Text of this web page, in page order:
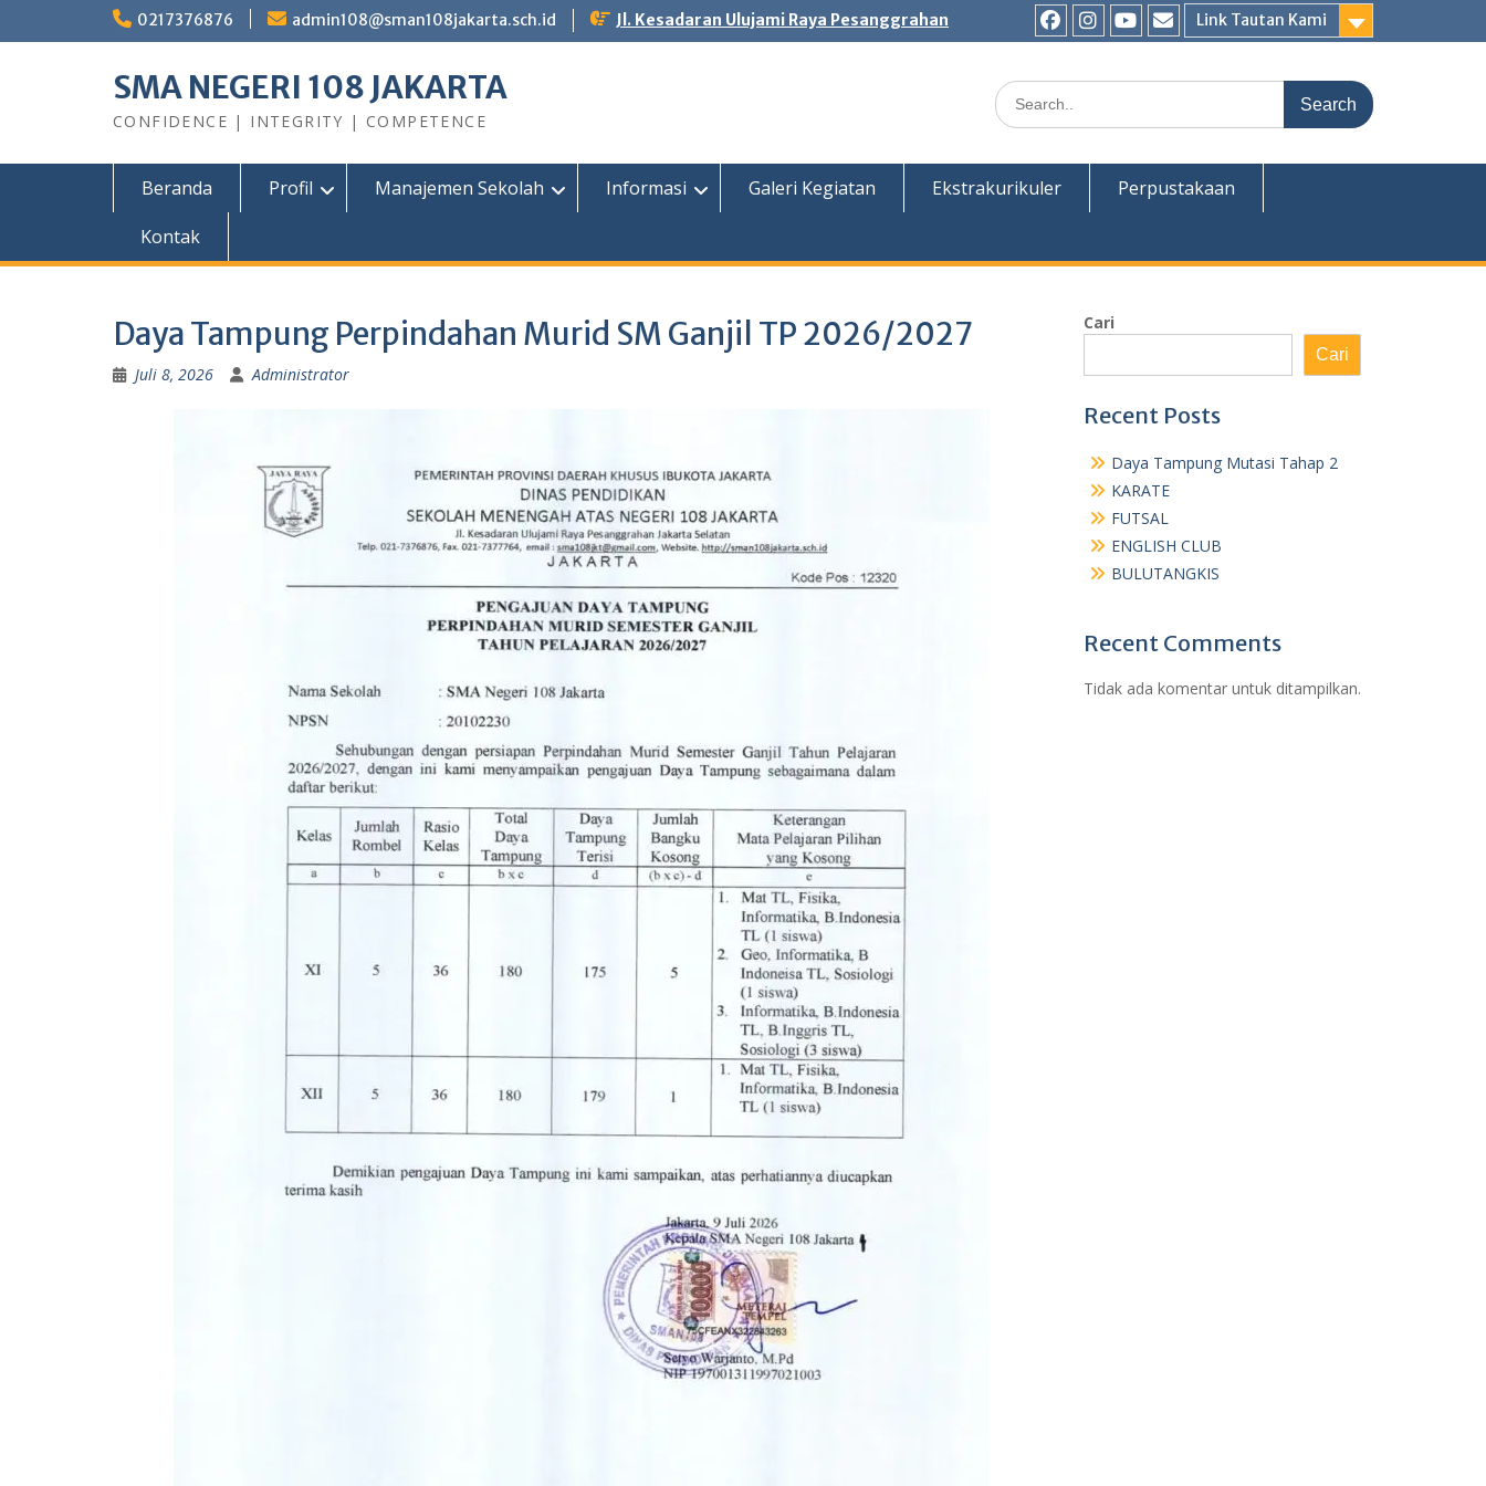
0217376876 admin108@sman108jakarta.sch.id Jl. Kesadaran Ulujami Raya Pesanggrahan
Link Tautan Kami
FacebookInstagram
Youtube
E-
SMA NEGERI 108 JAKARTA
CONFIDENCE | INTEGRITY | COMPETENCE
Search
for:
Beranda Profil Manajemen Sekolah Informasi Galeri Kegiatan Ekstrakurikuler
Perpustakaan
Kontak
Daya Tampung Perpindahan Murid SM Ganjil TP 2026/2027
Juli 8, 2026 Administrator
Cari
Cari
Recent Posts
Daya Tampung Mutasi Tahap 2
KARATE
FUTSAL
ENGLISH CLUB
BULUTANGKIS
Recent Comments
Tidak ada komentar untuk ditampilkan.